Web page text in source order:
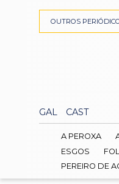
GAL CAST
OUTROS
A PEROXA
ESGOS
PEREIRO DE